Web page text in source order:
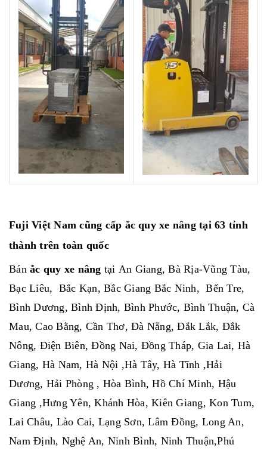
Fuji Việt Nam cũng cấp ắc quy xe nâng tại 63 tỉnh
thành trên toàn quốc
Bán ắc quy xe nâng tại An Giang, Bà Rịa-Vũng Tàu,
Bạc Liêu, Bắc Kạn, Bắc Giang Bắc Ninh, Bến Tre,
Bình Dương, Bình Định, Bình Phước, Bình Thuận, Cà
Mau, Cao Bằng, Cần Thơ, Đà Nẵng, Đắk Lắk, Đắk
Nông, Điện Biên, Đồng Nai, Đồng Tháp, Gia Lai, Hà
Giang, Hà Nam, Hà Nội ,Hà Tây, Hà Tĩnh ,Hải
Dương, Hải Phòng , Hòa Bình, Hồ Chí Minh, Hậu
Giang ,Hưng Yên, Khánh Hòa, Kiên Giang, Kon Tum,
Lai Châu, Lào Cai, Lạng Sơn, Lâm Đồng, Long An,
Nam Định, Nghệ An, Ninh Bình, Ninh Thuận,Phú